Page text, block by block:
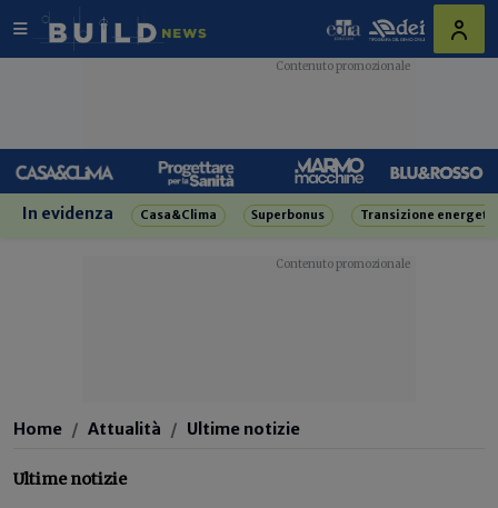
In evidenza Casa&Clima Superbonus Transizione
Home Attualità Ultime notizie
Ultime notizie